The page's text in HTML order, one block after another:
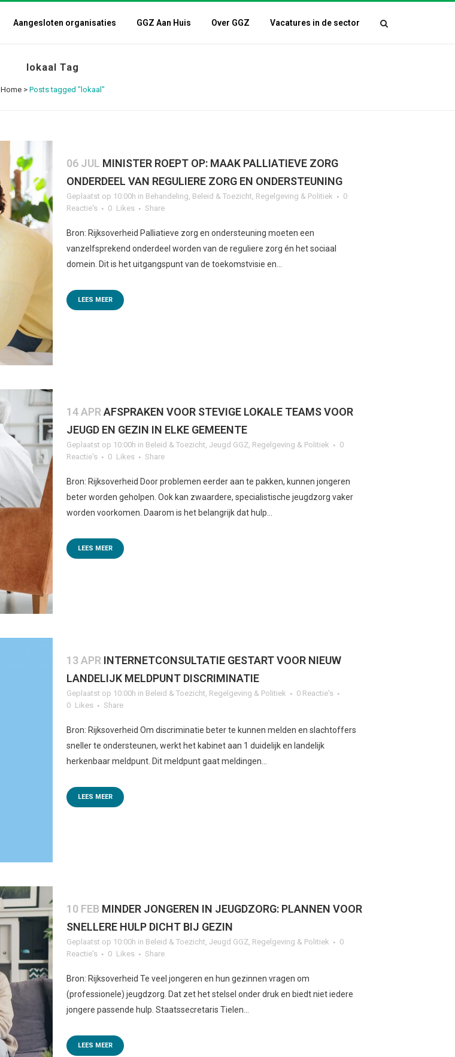
Aangesloten organisaties GGZ Aan Huis Over GGZ Vacatures in de sector
lokaal Tag
Home > Posts tagged "lokaal"
06 JUL MINISTER ROEPT OP: MAAK PALLIATIEVE ZORG
ONDERDEEL VAN REGULIERE ZORG EN ONDERSTEUNING
Geplaatst op 10:00h in Behandeling, Beleid & Toezicht, Regelgeving & Politiek
0
Reactie's
0 Likes Share
Bron: Rijksoverheid Palliatieve zorg en ondersteuning moeten een
vanzelfsprekend onderdeel worden van de reguliere zorg én het sociaal
domein. Dit is het uitgangspunt van de toekomstvisie en...
LEES MEER
14 APR AFSPRAKEN VOOR STEVIGE LOKALE TEAMS VOOR
JEUGD EN GEZIN IN ELKE GEMEENTE
Geplaatst op 10:00h in Beleid & Toezicht, Jeugd GGZ, Regelgeving & Politiek
0
Reactie's
0 Likes Share
Bron: Rijksoverheid Door problemen eerder aan te pakken, kunnen jongeren
beter worden geholpen. Ook kan zwaardere, specialistische jeugdzorg vaker
worden voorkomen. Daarom is het belangrijk dat hulp...
LEES MEER
13 APR INTERNETCONSULTATIE GESTART VOOR NIEUW
LANDELIJK MELDPUNT DISCRIMINATIE
Geplaatst op 10:00h in Beleid & Toezicht, Regelgeving & Politiek
0 Reactie's
0 Likes Share
Bron: Rijksoverheid Om discriminatie beter te kunnen melden en slachtoffers
sneller te ondersteunen, werkt het kabinet aan 1 duidelijk en landelijk
herkenbaar meldpunt. Dit meldpunt gaat meldingen...
LEES MEER
10 FEB MINDER JONGEREN IN JEUGDZORG: PLANNEN VOOR
SNELLERE HULP DICHT BIJ GEZIN
Geplaatst op 10:00h in Beleid & Toezicht, Jeugd GGZ, Regelgeving & Politiek
0
Reactie's
0 Likes Share
Bron: Rijksoverheid Te veel jongeren en hun gezinnen vragen om
(professionele) jeugdzorg. Dat zet het stelsel onder druk en biedt niet iedere
jongere passende hulp. Staatssecretaris Tielen...
LEES MEER